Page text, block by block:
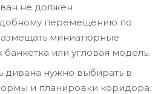
не должен
перемещению по
миниатюрные
банкетка или угловая модель.
дивана нужно выбирать в
и планировки коридора.